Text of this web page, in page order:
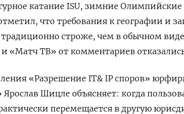
катание ISU, зимние
что требования к географии и
строже, чем в обычном
«Матч ТВ» от комментариев
«Разрешение IT& IP споров»
Шицле объясняет: когда
перемещается в другую